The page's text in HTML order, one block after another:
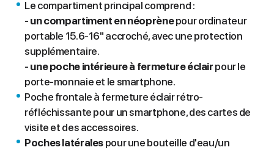
Le compartiment principal comprend :
- un compartiment en néoprènepour ordinateur
portable 15.6-16" accroché, avec une protection
supplémentaire.
- une poche intérieure à fermeture éclair pour le
porte-monnaie et le smartphone.
Poche frontale à fermeture éclair rétro-
réfléchissante pour un smartphone, des cartes de
visite et des accessoires.
Poches latérales pour une bouteille d'eau/un